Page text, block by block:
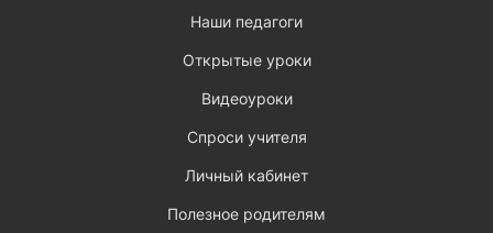
Наши педагоги
Открытые уроки
Видеоуроки
Спроси учителя
Личный кабинет
Полезное родителям